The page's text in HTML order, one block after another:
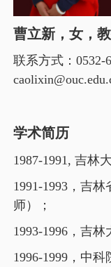
曹立新，女，
联系方式： 0532-
学术简历
1987-1991, 吉林
1991-1993，吉林
师）；
1993-1996，吉林
1996-1999，中科